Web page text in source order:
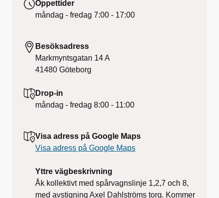
Öppettider
måndag - fredag 7:00 - 17:00
Besöksadress
Markmyntsgatan 14 A
41480 Göteborg
Drop-in
måndag - fredag 8:00 - 11:00
Visa adress på Google Maps
Visa adress på Google Maps
Yttre vägbeskrivning
Åk kollektivt med spårvagnslinje 1,2,7 och 8,
med avstigning Axel Dahlströms torg. Kommer